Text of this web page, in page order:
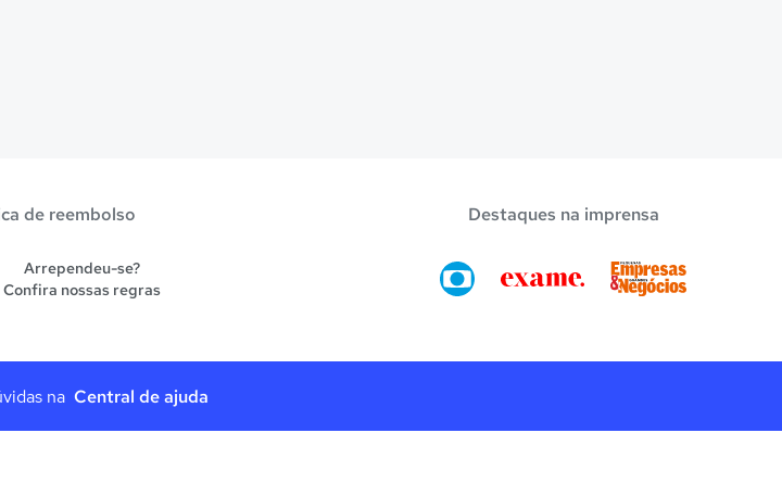
de reembolso
Arrependeu-se?
Confira nossas regras
Destaques na imprensa
na Central de ajuda